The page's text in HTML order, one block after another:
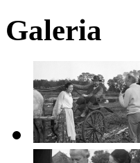
Galeria